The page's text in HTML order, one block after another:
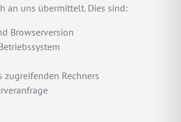
an uns übermittelt. Dies sind:
Browserversion
zugreifenden Rechners